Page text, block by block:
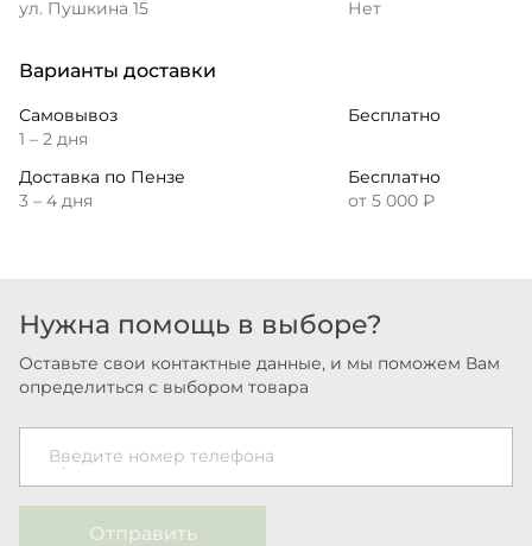
ул. Пушкина 15
Нет
Варианты доставки
Самовывоз
1 – 2 дня
Бесплатно
Доставка по Пензе
3 – 4 дня
Бесплатно
от 5 000 ₽
Нужна помощь в выборе?
Оставьте свои контактные данные, и мы поможем Вам
определиться с выбором товара
Введите номер телефона
Отправить